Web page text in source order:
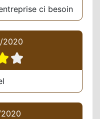
ci besoin
2020